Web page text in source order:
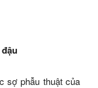
sợ phẫu thuật của